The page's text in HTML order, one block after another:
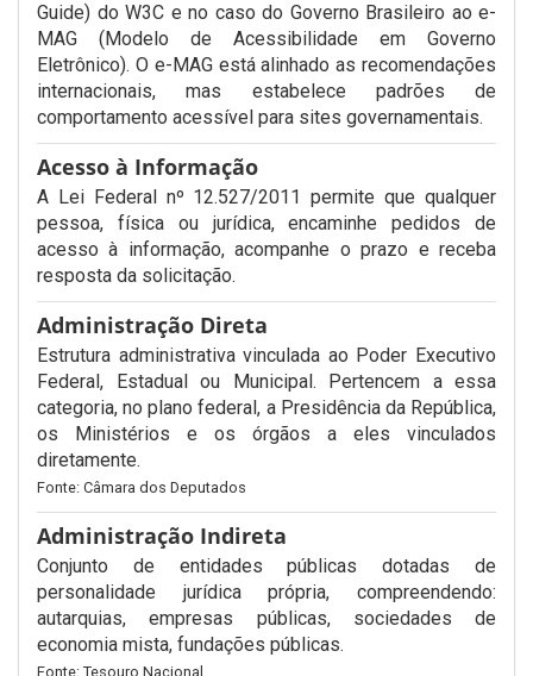
Guide) do W3C e no caso do Governo Brasileiro ao e-
MAG (Modelo de Acessibilidade em Governo
Eletrônico). O e-MAG está alinhado as recomendações
internacionais, mas estabelece padrões de
comportamento acessível para sites governamentais.
Acesso à Informação
A Lei Federal nº 12.527/2011 permite que qualquer
pessoa, física ou jurídica, encaminhe pedidos de
acesso à informação, acompanhe o prazo e receba
resposta da solicitação.
Administração Direta
Estrutura administrativa vinculada ao Poder Executivo
Federal, Estadual ou Municipal. Pertencem a essa
categoria, no plano federal, a Presidência da República,
os Ministérios e os órgãos a eles vinculados
diretamente.
Fonte: Câmara dos Deputados
Administração Indireta
Conjunto de entidades públicas dotadas de
personalidade jurídica própria, compreendendo:
autarquias, empresas públicas, sociedades de
economia mista, fundações públicas.
Fonte: Tesouro Nacional